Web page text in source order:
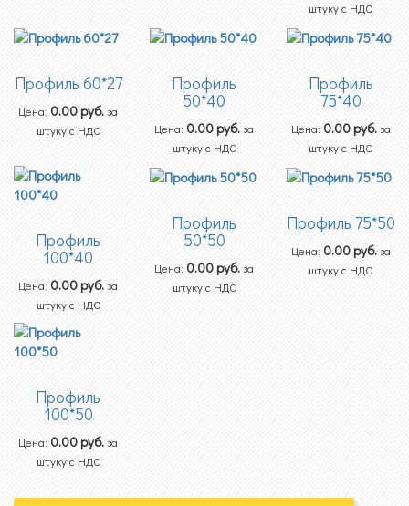
штуку с НДС
Профиль 60*27
Цена: 0.00руб.за
штуку с НДС
Профиль
50*40
Цена: 0.00руб. за
штуку с НДС
Профиль
75*40
Цена: 0.00руб. за
штуку с НДС
Профиль
100*40
Цена:0.00руб. за
штуку с НДС
Профиль
50*50
Цена:0.00руб. за
штуку с НДС
Профиль 75*50
Цена: 0.00руб.за
штуку с НДС
Профиль
100*50
Цена: 0.00руб. за
штуку с НДС